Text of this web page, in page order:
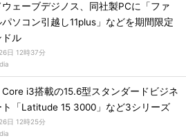
ェーブデジノス、同社製PCに「ファ
パソコン引越し11plus」などを期間限定
ドル
日 12時37分
i3搭載の15.6型スタンダードビジネ
ト「Latitude 15 3000」など3シリーズ
日 12時25分